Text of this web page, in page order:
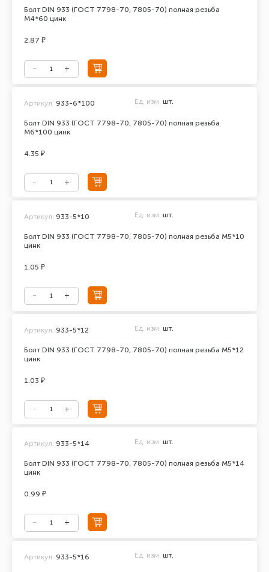
Болт DIN 933 (ГОСТ 7798-70, 7805-70) полная резьба
М4*60 цинк
2.87 ₽
Болт DIN 933 (ГОСТ 7798-70, 7805-70) полная резьба
М6*100 цинк
Артикул: 933-6*100 Ед. изм. шт.
4.35 ₽
Болт DIN 933 (ГОСТ 7798-70, 7805-70) полная резьба М5*10
цинк
Артикул: 933-5*10 Ед. изм. шт.
1.05 ₽
Болт DIN 933 (ГОСТ 7798-70, 7805-70) полная резьба М5*12
цинк
Артикул: 933-5*12 Ед. изм. шт.
1.03 ₽
Болт DIN 933 (ГОСТ 7798-70, 7805-70) полная резьба М5*14
цинк
Артикул: 933-5*14 Ед. изм. шт.
0.99 ₽
Артикул: 933-5*16 Ед. изм. шт.